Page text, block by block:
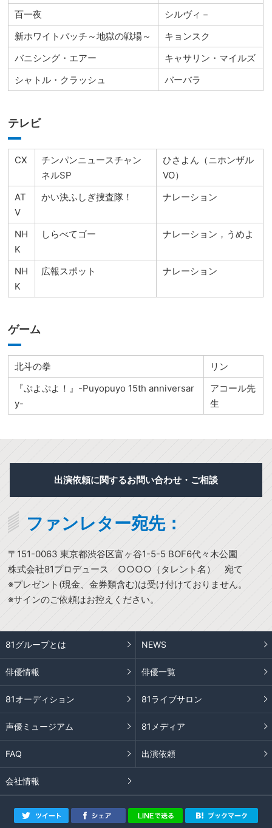
百一夜
シルヴィ－
新ホワイトバッチ～地獄の戦場～
キョンスク
バニシング・エアー
キャサリン・マイルズ
シャトル・クラッシュ
バーバラ
テレビ
CX
チンパンニュースチャン
ネルSP
ひさよん（ニホンザル
VO）
AT
V
かい決ふしぎ捜査隊！ ナレーション
NH
K
しらべてゴー ナレーション，うめよ
NH
K
広報スポット ナレーション
ゲーム
北斗の拳
リン
『ぷよぷよ！』-Puyopuyo 15th anniversar
y-
アコール先
生
出演依頼に関するお問い合わせ・ご相談
ファンレター宛先：
〒151-0063 東京都渋谷区富ヶ谷1-5-5 BOF6代々木公園
株式会社81プロデュース ○○○○（タレント名） 宛て
※プレゼント(現金、金券類含む)は受け付けておりません。
※サインのご依頼はお控えください。
81グループとは NEWS
俳優情報 俳優一覧
81オーディション 81ライブサロン
声優ミュージアム 81メディア
FAQ 出演依頼
会社情報